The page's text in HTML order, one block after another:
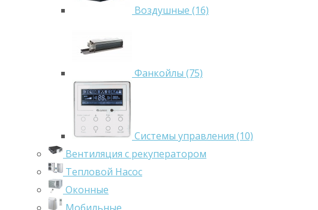
Воздушные (16)
Фанкойлы (75)
Системы управления (10)
Вентиляция с рекуператором
Тепловой Насос
Оконные